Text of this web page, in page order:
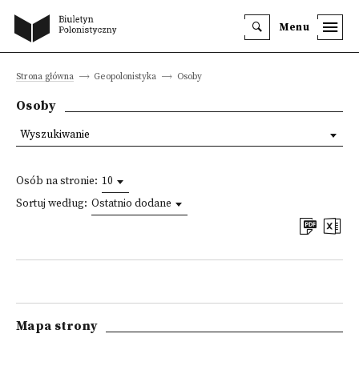
Menu
Strona główna Geopolonistyka Osoby
Osoby
Osób na stronie: 10
Sortuj według: Ostatnio dodane
Wyszukiwanie
Mapa strony